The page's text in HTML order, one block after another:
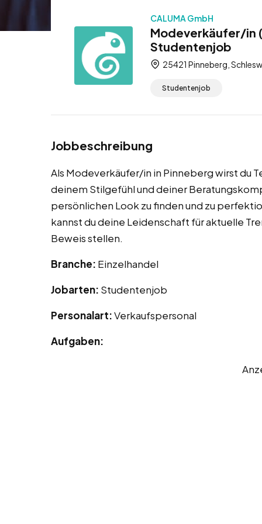
CALUMA GmbH
Modeverkäufer/in
Studentenjob
25421 Pinneberg,
Studentenjob
Jobbeschreibung
Als Modeverkäufer/in in Pinneberg wirst du
deinem Stilgefühl und deiner
persönlichen Look zu finden und zu
kannst du deine Leidenschaft für aktuelle
Beweis stellen.
Branche: Einzelhandel
Jobarten: Studentenjob
Personalart:Verkaufspersonal
Aufgaben: